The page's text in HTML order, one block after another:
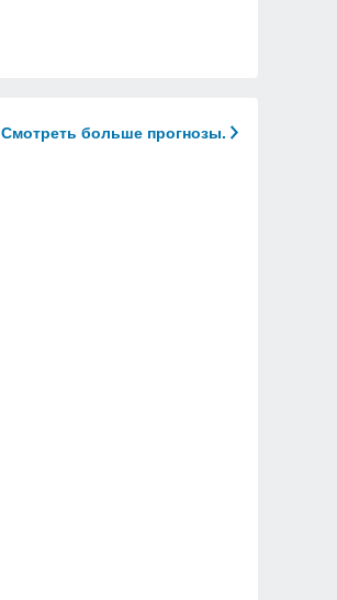
Смотреть больше прогнозы.